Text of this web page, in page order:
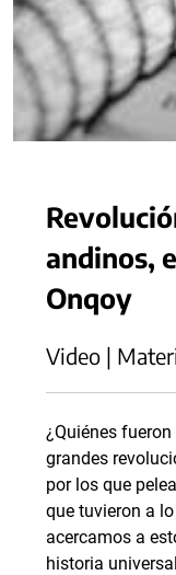
andinos,
Onqoy
Video |
¿Quiénes
grandes
por los que
que tuvieron a
acercamos a
historia